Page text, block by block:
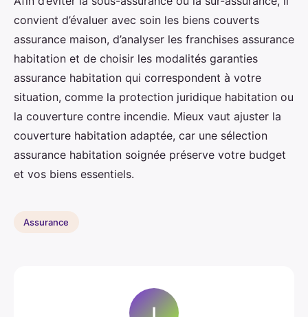
convient d’évaluer avec soin les biens couverts
assurance maison, d’analyser les franchises assurance
habitation et de choisir les modalités garanties
assurance habitation qui correspondent à votre
situation, comme la protection juridique habitation ou
la couverture contre incendie. Mieux vaut ajuster la
couverture habitation adaptée, car une sélection
assurance habitation soignée préserve votre budget
et vos biens essentiels.
Assurance
I